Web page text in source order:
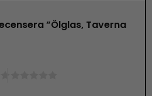
”Ölglas, Taverna